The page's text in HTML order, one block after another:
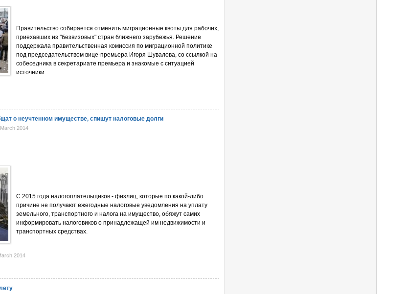
Правительство собирается отменить миграционные квоты для рабочих,
приехавших из "безвизовых" стран ближнего зарубежья. Решение
поддержала правительственная комиссия по миграционной политике
под председательством вице-премьера Игоря Шувалова, со ссылкой на
собеседника в секретариате премьера и знакомые с ситуацией
источники.
о неучтенном имуществе, спишут налоговые долги
2014
С 2015 года налогоплательщиков - физлиц, которые по какой-либо
причине не получают ежегодные налоговые уведомления на уплату
земельного, транспортного и налога на имущество, обяжут самих
информировать налоговиков о принадлежащей им недвижимости и
транспортных средствах.
2014